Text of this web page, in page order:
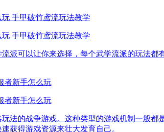
玩 手甲破竹鸢流玩法教学
派可以让你来选择，每个武学流派的玩法
者新手怎么玩
法的战争游戏。这种类型的游戏机制一般
获得游戏资源来壮大发育自己。